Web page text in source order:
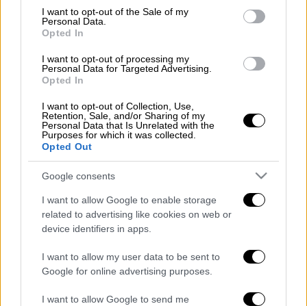
consent section.
I want to opt-out of the Sale of my
Personal Data.
Opted In
I want to opt-out of processing my
Personal Data for Targeted Advertising.
Opted In
I want to opt-out of Collection, Use,
Retention, Sale, and/or Sharing of my
Personal Data that Is Unrelated with the
Purposes for which it was collected.
Opted Out
Google consents
I want to allow Google to enable storage
related to advertising like cookies on web or
device identifiers in apps.
I want to allow my user data to be sent to
Google for online advertising purposes.
I want to allow Google to send me
σύμφωνα με νεότερο απολογισμό που
ανακοίνωσε ο περιφερειακός κυβερνήτης
"Ο αριθμός των νεκρών αυξήθηκε σε έξι",
ανακοίνωσε στο Telegram ο Σινεγκούμποφ, ο
οποίος νωρίτερα σήμερα είχε κάνει λόγο για
τρεις νεκρούς. Οι διασώστες "συνεχίζουν"
τις έρευνες επί του πεδίου, πρόσθεσε,
αφήνοντας να εννοηθεί ότι ο απολογισμός
των θυμάτων μπορεί να αυξηθεί περαιτέρω.
Διαβάστε ακόμη
«Στέρεψε» η αγορά από πινακίδες
κυκλοφορίας: Χιλιάδες αυτοκίνητα
το υπουργείο